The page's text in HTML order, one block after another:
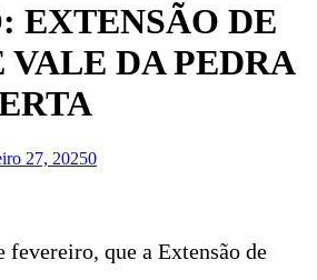
EXTENSÃO DE
VALE DA PEDRA
27, 20250
fevereiro, que a Extensão de